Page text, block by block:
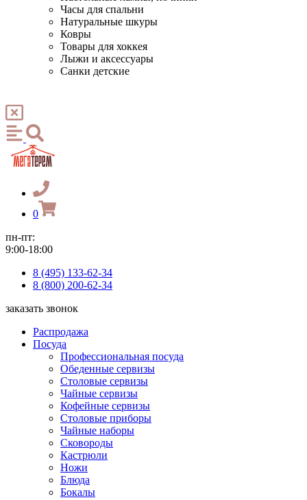
Часы для спальни
Натуральные шкуры
Ковры
Товары для хоккея
Лыжи и аксессуары
Санки детские
0
пн-пт:
9:00-18:00
8 (495) 133-62-34
8 (800) 200-62-34
заказать звонок
Распродажа
Посуда
Профессиональная посуда
Обеденные сервизы
Столовые сервизы
Чайные сервизы
Кофейные сервизы
Столовые приборы
Чайные наборы
Сковороды
Кастрюли
Ножи
Блюда
Бокалы